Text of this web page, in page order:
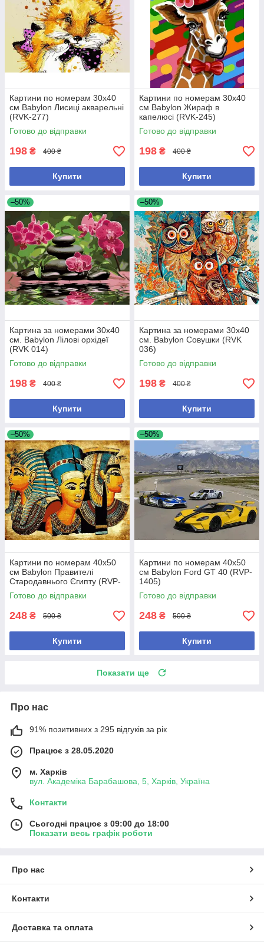
Картини по номерам 30х40
см Babylon Лисиці акварельні
(RVK-277)
Готово до відправки
198 ₴ 400 ₴
Купити
Картини по номерам 30х40
см Babylon Жираф в
капелюсі (RVK-245)
Готово до відправки
198 ₴ 400 ₴
Купити
–50%
Картина за номерами 30х40
см. Babylon Лілові орхідеї
(RVK 014)
Готово до відправки
198 ₴ 400 ₴
Купити
–50%
Картина за номерами 30х40
см. Babylon Совушки (RVK
036)
Готово до відправки
198 ₴ 400 ₴
Купити
–50%
Картини по номерам 40х50
см Babylon Правителі
Стародавнього Єгипту (RVP-
1401)
Готово до відправки
248 ₴ 500 ₴
Купити
–50%
Картини по номерам 40х50
см Babylon Ford GT 40 (RVP-
1405)
Готово до відправки
248 ₴ 500 ₴
Купити
Показати ще
Про нас
91% позитивних з 295 відгуків за рік
Працює з 28.05.2020
м. Харків
вул. Академіка Барабашова, 5, Харків, Україна
Контакти
Сьогодні працює з 09:00 до 18:00
Показати весь графік роботи
Про нас
Контакти
Доставка та оплата